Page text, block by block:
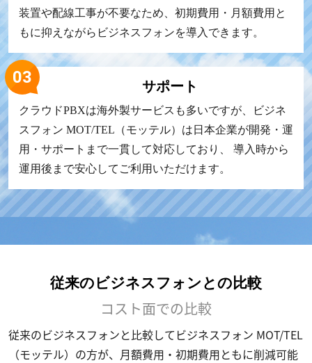
装置や配線工事が不要なため、初期費用・月額費用と
もに抑えながらビジネスフォンを導入できます。
サポート
クラウドPBXは海外製サービスも多いですが、ビジネ
スフォン MOT/TEL（モッテル）は日本企業が開発・運
用・サポートまで一貫して対応しており、 導入時から
運用後まで安心してご利用いただけます。
従来のビジネスフォンとの比較
コスト面での比較
従来のビジネスフォンと比較してビジネスフォン MOT/TEL
（モッテル）の方が、月額費用・初期費用ともに削減可能